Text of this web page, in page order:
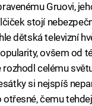
Gruovi,
stojí
dětská televizní
ovšem od
rozhodl celému
si nejspíš
otřesné, čemu